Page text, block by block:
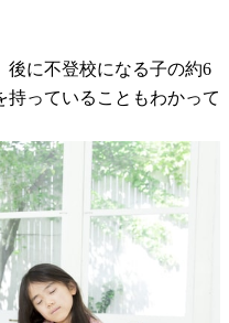
後に不登校になる子の約6
っていることもわかって